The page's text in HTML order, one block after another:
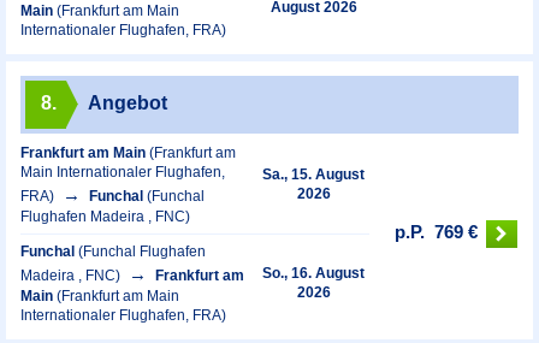
Main (Frankfurt am Main
Internationaler Flughafen, FRA)
August 2026
8. Angebot
Frankfurt am Main (Frankfurt am
Main Internationaler Flughafen,
FRA)
Funchal (Funchal
Flughafen Madeira , FNC)
Sa., 15. August
2026
Funchal (Funchal Flughafen
Madeira , FNC)
Frankfurt am
Main (Frankfurt am Main
Internationaler Flughafen, FRA)
So., 16. August
2026
p.P. 769 €